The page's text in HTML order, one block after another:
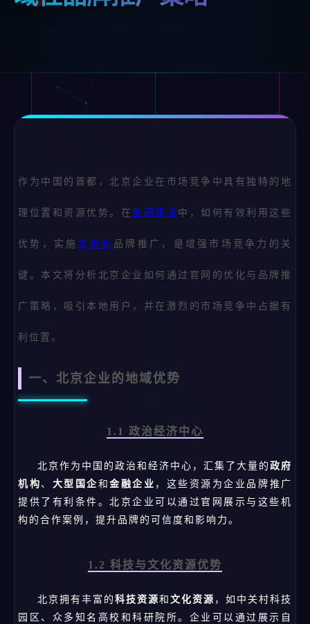
作为中国的首都，北京企业在市场竞争中具有独特的地
理位置和资源优势。在 官网建设 中，如何有效利用这些
优势，实施本地化 品牌推广，是增强市场竞争力的关
键。本文将分析北京企业如何通过官网的优化与品牌推
广策略，吸引本地用户，并在激烈的市场竞争中占据有
利位置。
一、北京企业的地域优势
1.1 政治经济中心
北京作为中国的政治和经济中心，汇集了大量的 政府
机构 、 大型国企和金融企业 ，这些资源为企业品牌推广
提供了有利条件。北京企业可以通过官网展示与这些机
构的合作案例，提升品牌的可信度和影响力。
1.2 科技与文化资源优势
北京拥有丰富的 科技资源和 文化资源 ，如中关村科技
园区、众多知名高校和科研院所。企业可以通过展示自